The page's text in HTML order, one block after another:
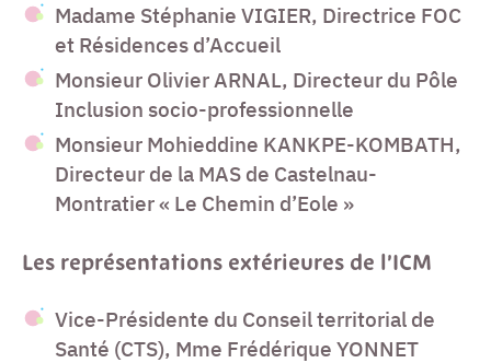
Madame Stéphanie VIGIER, Directrice FOC
et Résidences d’Accueil
Monsieur Olivier ARNAL, Directeur du Pôle
Inclusion socio-professionnelle
Monsieur Mohieddine KANKPE-KOMBATH,
Directeur de la MAS de Castelnau-
Montratier « Le Chemin d’Eole »
Les représentations extérieures de l’ICM
Vice-Présidente du Conseil territorial de
Santé (CTS), Mme Frédérique YONNET